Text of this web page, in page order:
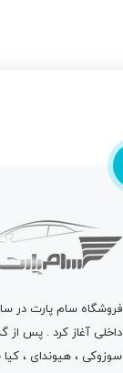
فروشگاه سام پارت
سوزوکی ، هیوندای ،